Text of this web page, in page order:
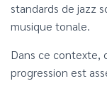
standards de jazz
musique tonale.
Dans ce contexte,
progression est